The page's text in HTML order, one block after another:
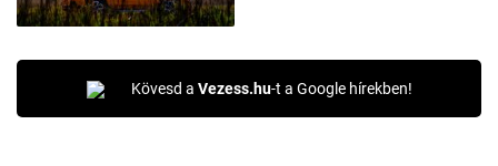
Kövesd a Vezess.hu-t a Google hírekben!